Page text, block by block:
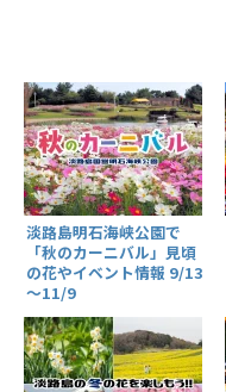
淡路島明石海峡公園で
「秋のカーニバル」見頃
の花やイベント情報 9/13
～11/9